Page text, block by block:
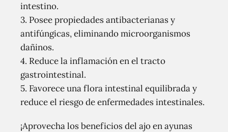
intestino.
3. Posee propiedades antibacterianas y
antifúngicas, eliminando microorganismos
dañinos.
4. Reduce la inflamación en el tracto
gastrointestinal.
5. Favorece una flora intestinal equilibrada y
reduce el riesgo de enfermedades intestinales.
¡Aprovecha los beneficios del ajo en ayunas